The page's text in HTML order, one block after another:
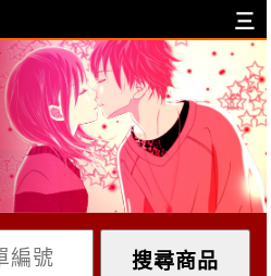
三
購物車內容:
是空的!